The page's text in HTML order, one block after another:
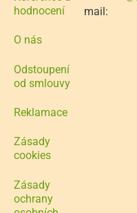
hodnocení
O nás
Odstoupení
od smlouvy
Reklamace
Zásady
cookies
Zásady
ochrany
mail: